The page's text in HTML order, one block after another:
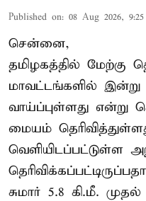
Published on: 08 Aug 2026,
சென்னை,
தமிழகத்தில் மேற்கு
மாவட்டங்களில்
வாய்ப்புள்ளது
மையம்
வெளியிடப்பட்டுள்ள
சுமார் 5.8 கி.மீ.